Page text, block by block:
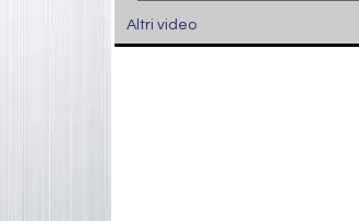
Altri video